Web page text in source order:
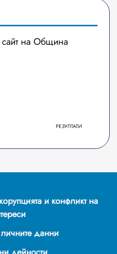
сайт на Община
РЕЗУЛТАТИ
и конфликт на
данни